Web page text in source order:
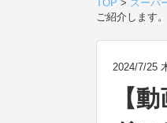
TOP > スーパ
ご紹介します。
2024/7/25
【